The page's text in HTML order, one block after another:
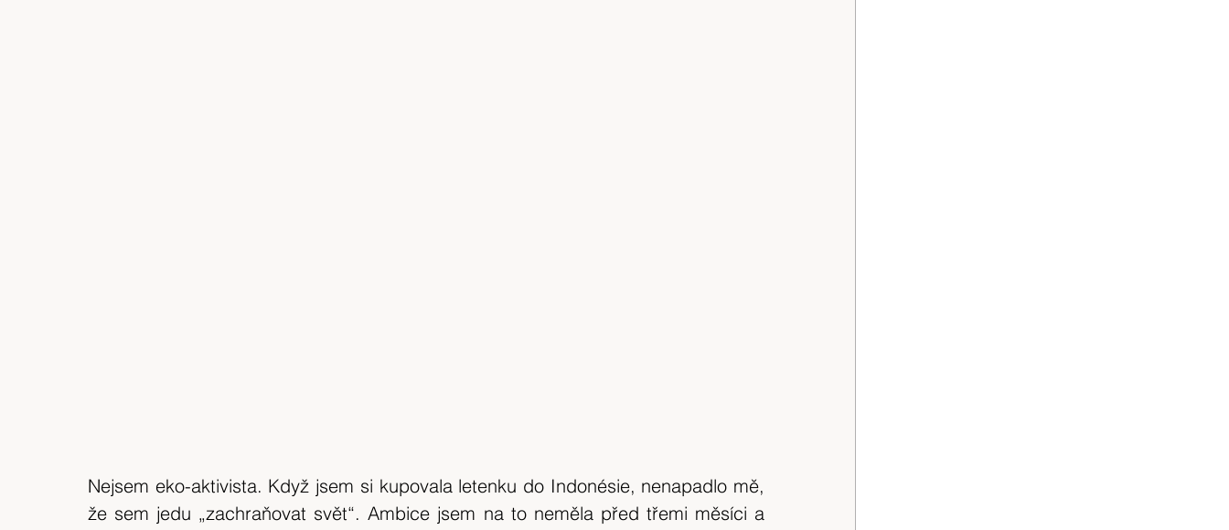
Nejsem eko-aktivista. Když jsem si kupovala letenku do Indonésie, nenapadlo mě,
že sem jedu „zachraňovat svět“. Ambice jsem na to neměla před třemi měsíci a